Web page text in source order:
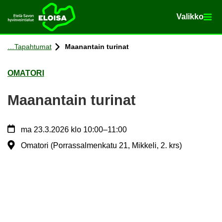
Etusi­vu Va­lik­ko
Va­lik­ko
Siir­ry si­säl­töön
Ta­pah­tu­mat Maa­nan­tain tu­ri­nat
OMA­TO­RI
Maa­nan­tain tu­ri­nat
ma 23.3.2026 klo 10:00–11:00
Omatori (Porrassalmenkatu 21, Mikkeli, 2. krs)